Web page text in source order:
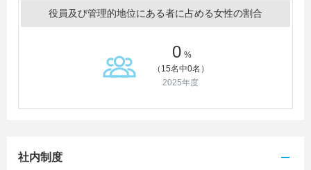
役員及び管理的地位にある者に占める女性の割合
0 %
（15名中0名）
2025年度
社内制度